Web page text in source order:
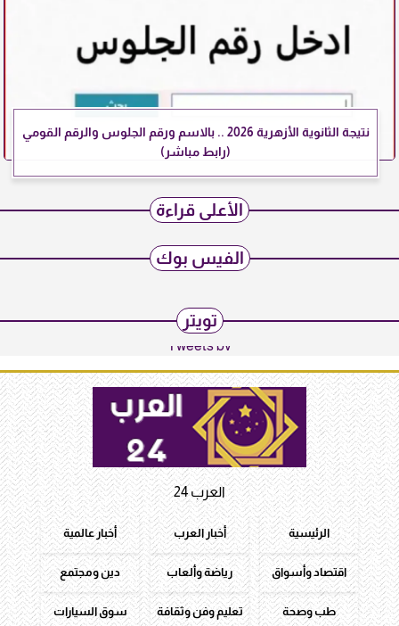
نتيجة الثانوية الأزهرية 2026 .. بالاسم ورقم الجلوس والرقم القومي
(رابط مباشر)
الأعلى قراءة
الفيس بوك
تويتر
Tweets by
العرب 24
الرئيسية أخبار العرب أخبار عالمية
اقتصاد وأسواق رياضة وألعاب دين ومجتمع
طب وصحة تعليم وفن وثقافة سوق السيارات